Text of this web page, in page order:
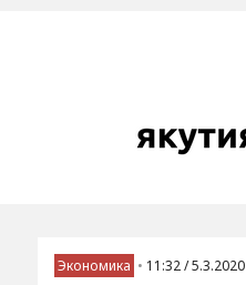
Экономика • 11:32 / 5.3.2020